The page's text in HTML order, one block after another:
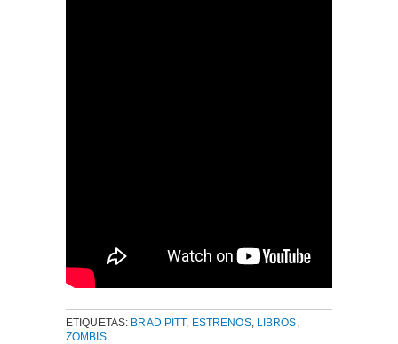
ETIQUETAS: BRAD PITT, ESTRENOS, LIBROS
ZOMBIS